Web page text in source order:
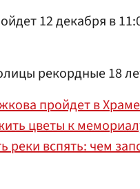
12 декабря в
рекордные 18
пройдет в
цветы к
реки вспять: чем